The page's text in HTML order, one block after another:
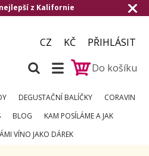
z Kalifornie
CZ KČ
PŘIHLÁSIT
Do košíku
DEGUSTAČNÍ BALÍČKY
CORAVIN
BLOG
KAM POSÍLÁME A JAK
VÍNO JAKO DÁREK